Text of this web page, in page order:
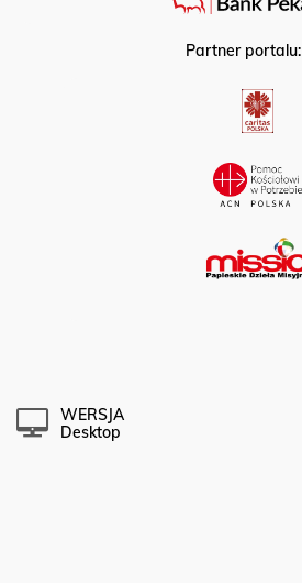
Partner portalu:
WERSJA
Desktop